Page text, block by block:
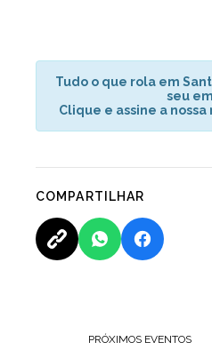
Tudo o que rola em
seu
Clique e assine a
COMPARTILHAR
PRÓXIMOS EVENTOS